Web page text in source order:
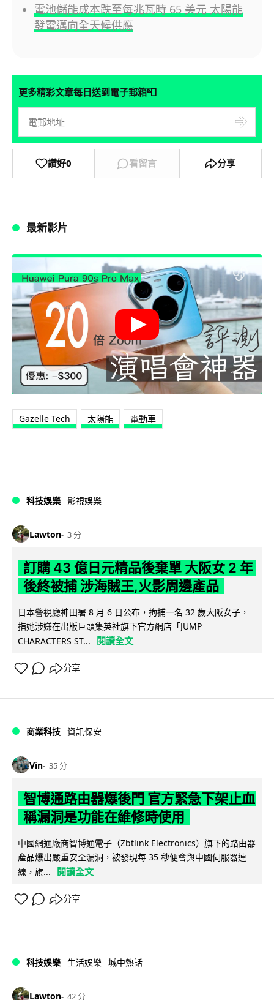
電池儲能成本跌至每兆瓦時 65 美元 太陽能
發電邁向全天候供應
更多精彩文章每日送到電子郵箱📮
讚好0 看留言 分享
最新影片
Gazelle Tech 太陽能 電動車
科技娛樂 影視娛樂
Lawton 3 分
訂購 43 億日元精品後棄單 大阪女 2 年
後終被捕 涉海賊王,火影周邊產品
日本警視廳神田署 8 月 6 日公布，拘捕一名 32 歲大阪女子，
指她涉嫌在出版巨頭集英社旗下官方網店「JUMP
CHARACTERS ST...
閱讀全文
分享
商業科技 資訊保安
Vin 35 分
智博通路由器爆後門 官方緊急下架止血
稱漏洞是功能在維修時使用
中國網通廠商智博通電子（Zbtlink Electronics）旗下的路由器
產品爆出嚴重安全漏洞，被發現每 35 秒便會與中國伺服器連
線，旗...
閱讀全文
分享
科技娛樂 生活娛樂 城中熱話
Lawton 42 分